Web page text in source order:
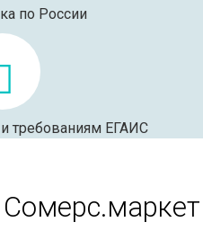
по России
требованиям ЕГАИС